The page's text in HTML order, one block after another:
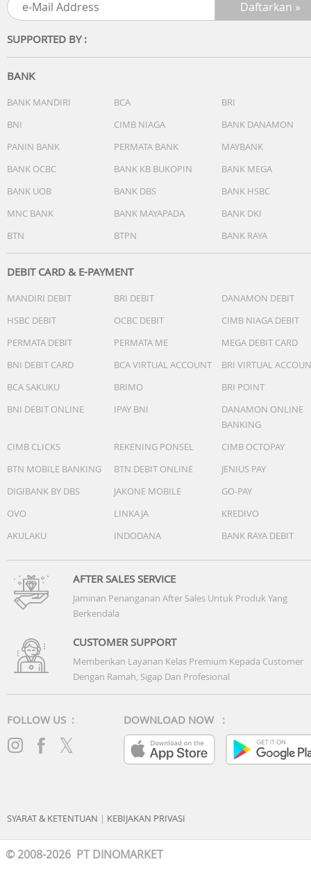
SUPPORTED BY :
BANK
BANK MANDIRI BCA
BRI
BNI
CIMB NIAGA
BANK DANAMON
PANIN BANK
PERMATA BANK
MAYBANK
BANK OCBC
BANK KB BUKOPIN
BANK MEGA
BANK UOB
BANK DBS
BANK HSBC
MNC BANK
BANK MAYAPADA
BANK DKI
BTN
BTPN BANK RAYA
DEBIT CARD & E-PAYMENT
MANDIRI DEBIT BRI DEBIT
DANAMON DEBIT
HSBC DEBIT
OCBC DEBIT
CIMB NIAGA DEBIT
PERMATA DEBIT
PERMATA ME
MEGA DEBIT CARD
BNI DEBIT CARD
BCA VIRTUAL ACCOUNT
BRI VIRTUAL
BCA SAKUKU
BRIMO
BRI POINT
BNI DEBIT ONLINE
IPAY BNI
DANAMON ONLINE
BANKING
CIMB CLICKS
REKENING PONSEL
CIMB OCTOPAY
BTN MOBILE BANKING
BTN DEBIT ONLINE
JENIUS PAY
DIGIBANK BY DBS
JAKONE MOBILE
GO-PAY
OVO
LINKAJA
KREDIVO
AKULAKU
INDODANA BANK RAYA DEBIT
AFTER SALES SERVICE
Jaminan Penanganan After Sales Untuk Produk Yang
Berkendala
CUSTOMER SUPPORT
Memberikan Layanan Kelas Premium Kepada Customer
Dengan Ramah, Sigap Dan Profesional
FOLLOW US : DOWNLOAD NOW :
SYARAT & KETENTUAN | KEBIJAKAN PRIVASI
© 2008-2026 PT DINOMARKET